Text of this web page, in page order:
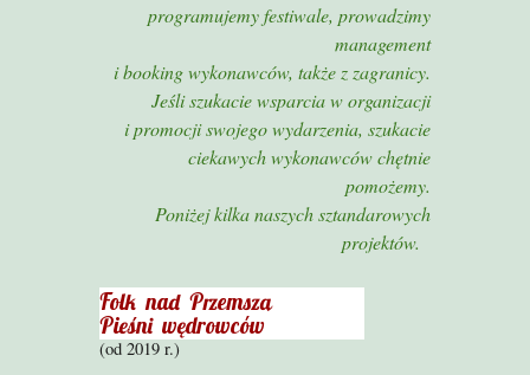
programujemy festiwale, prowadzimy
management
i booking wykonawców, także z zagranicy.
Jeśli szukacie wsparcia w organizacji
i promocji swojego wydarzenia, szukacie
ciekawych wykonawców chętnie
pomożemy.
Poniżej kilka naszych sztandarowych
projektów.
Folk nad Przemszą
Pieśni wędrowców
(od 2019 r.)